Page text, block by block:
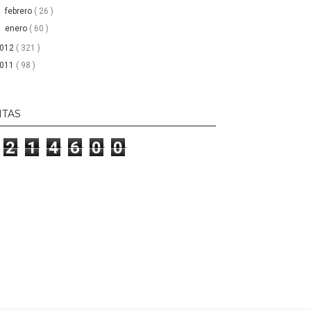
febrero ( 26 )
enero ( 60 )
( 321 )
( 98 )
2 1 4 6 0 0